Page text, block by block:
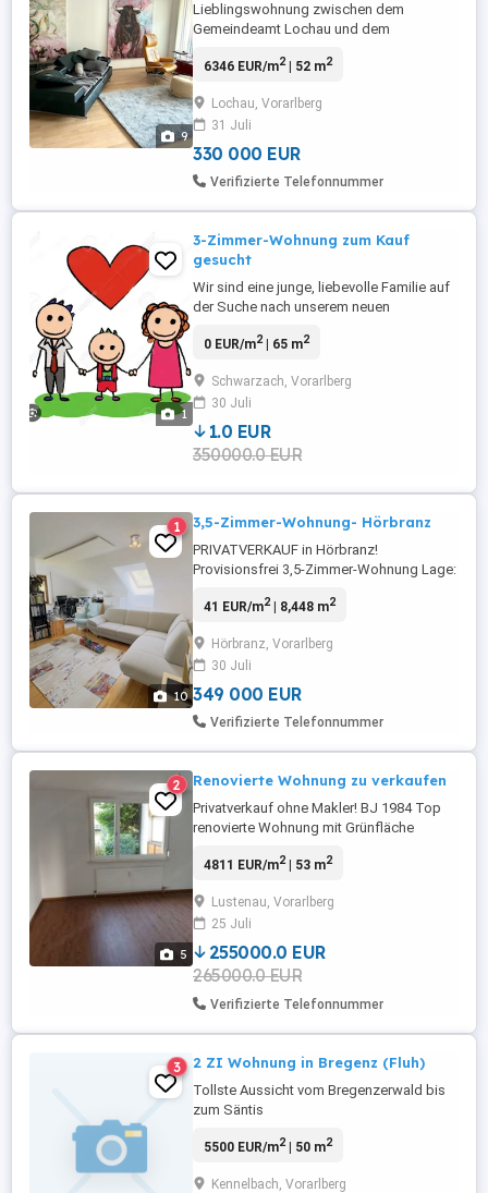
9
Lieblingswohnung zwischen dem
Gemeindeamt Lochau und dem
Die Wohnung hat 52 m Wohnfläche, 10 m
Fahrradraum und Vieles mehr. Die
Wohnsiedlung ist ca. 10 Jahre alt und in
perfektem Zustand. Bei der Wohnung
6346 EUR/m2| 52 m2
Lochau, Vorarlberg
31 Juli
330 000 EUR
Verifizierte Telefonnummer
1
3-Zimmer-Wohnung zum Kauf
gesucht
Wir sind eine junge, liebevolle Familie auf
der Suche nach unserem neuen
Zimmer-Wohnung oder ein Reihenhaus
Schwarzach, Lauterach, Wolfurt oder
Dornbirn. Wir wünschen uns ein Zuhause,
in dem unser Kind im Grünen spielen ...
0 EUR/m2| 65 m2
Schwarzach, Vorarlberg
30 Juli
1.0 EUR
350000.0 EUR
10
1 3,5-Zimmer-Wohnung- Hörbranz
PRIVATVERKAUF in Hörbranz!
Provisionsfrei 3,5-Zimmer-Wohnung Lage:
Bodensee 15 Minuten Bregenz-Zentrum 5
Bank, SPAR, Apotheke, Schule 2 Minuten
Bushaltestelle 2 Minuten deutsche ...
41 EUR/m2| 8,448 m2
Hörbranz, Vorarlberg
30 Juli
349 000 EUR
Verifizierte Telefonnummer
5
2 Renovierte Wohnung zu verkaufen
Privatverkauf ohne Makler! BJ 1984 Top
renovierte Wohnung mit Grünfläche
Zentral, Einkaufsmöglichkeiten , Arzt,
Busverbindungen in der Nähe. Derzeit
vermietet!
4811 EUR/m2| 53 m2
Lustenau, Vorarlberg
25 Juli
255000.0 EUR
265000.0 EUR
Verifizierte Telefonnummer
3 2 ZI Wohnung in Bregenz (Fluh)
Tollste Aussicht vom Bregenzerwald bis
zum Säntis
5500 EUR/m2| 50 m2
Kennelbach, Vorarlberg